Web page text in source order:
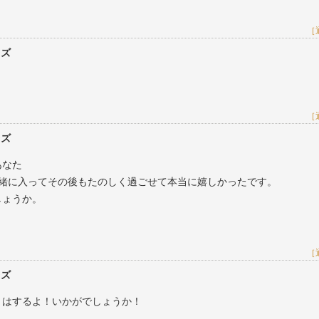
た
入ってその後もたのしく過ごせて本当に嬉しかったです。
うか。
するよ！いかがでしょうか！